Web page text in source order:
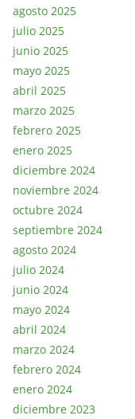
agosto 2025
julio 2025
junio 2025
mayo 2025
abril 2025
marzo 2025
febrero 2025
enero 2025
diciembre 2024
noviembre 2024
octubre 2024
septiembre 2024
agosto 2024
julio 2024
junio 2024
mayo 2024
abril 2024
marzo 2024
febrero 2024
enero 2024
diciembre 2023